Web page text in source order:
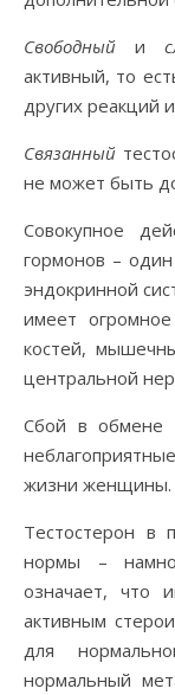
Свободный и
активный, то
других реакций
Связанный
не может быть
Совокупное
гормонов –
эндокринной
имеет
костей,
центральной
Сбой в обмене
жизни женщины.
Тестостерон в
нормы –
означает, что
активным
для
нормальный